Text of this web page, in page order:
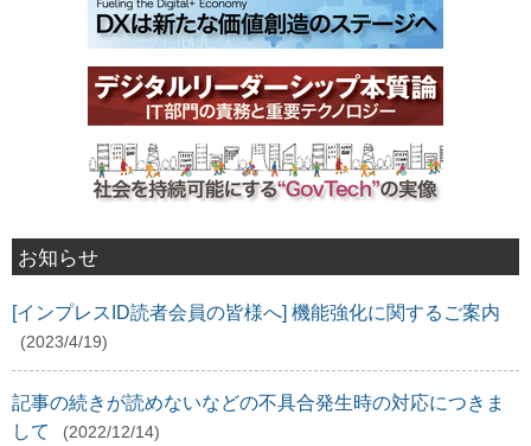
お知らせ
[インプレスID読者会員の皆様へ] 機能強化に関するご案内
(2023/4/19)
記事の続きが読めないなどの不具合発生時の対応につきま
して
(2022/12/14)